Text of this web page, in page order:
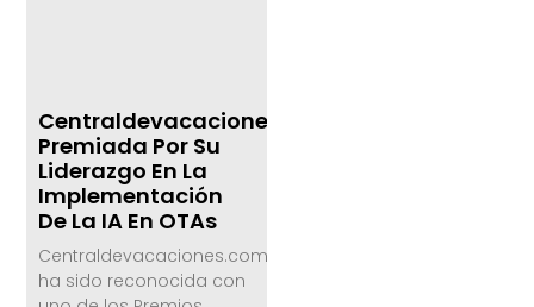
Centraldevacaciones.com,
Premiada Por Su
Liderazgo En La
Implementación
De La IA En OTAs
Centraldevacaciones.com
ha sido reconocida con